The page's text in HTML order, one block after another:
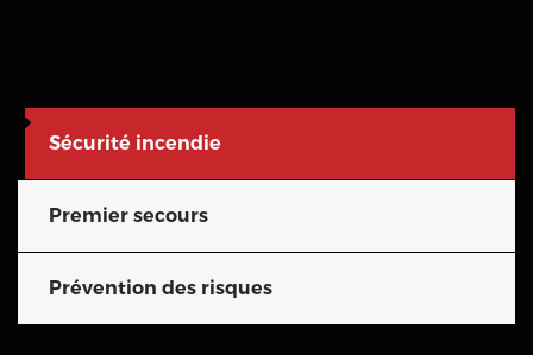
Sécurité incendie
Premier secours
Prévention des risques